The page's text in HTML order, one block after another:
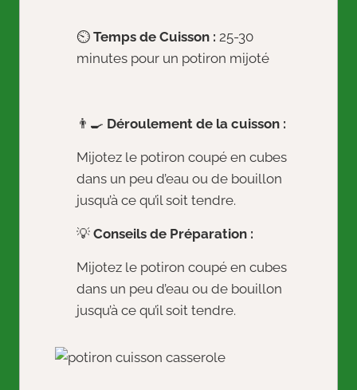
⏲️ Temps de Cuisson : 25-30
minutes pour un potiron mijoté
👨‍🍳 Déroulement de la cuisson :
Mijotez le potiron coupé en cubes
dans un peu d’eau ou de bouillon
jusqu’à ce qu’il soit tendre.
💡 Conseils de Préparation :
Mijotez le potiron coupé en cubes
dans un peu d’eau ou de bouillon
jusqu’à ce qu’il soit tendre.